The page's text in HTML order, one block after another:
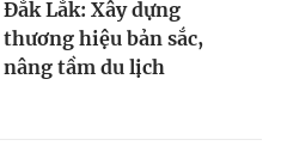
Đắk Lắk: Xây dựng
thương hiệu bản sắc,
nâng tầm du lịch